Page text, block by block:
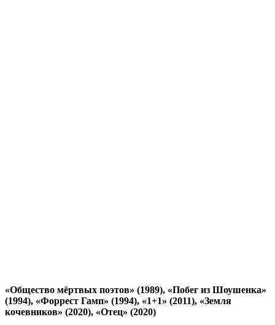
«Общество мёртвых поэтов» (1989), «Побег из Шоушенка»
(1994), «Форрест Гамп» (1994), «1+1» (2011), «Земля
кочевников» (2020), «Отец» (2020)